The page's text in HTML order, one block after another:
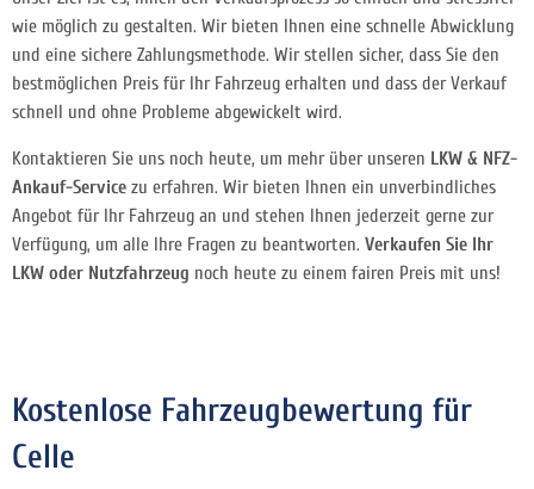
wie möglich zu gestalten. Wir bieten Ihnen eine schnelle Abwicklung
und eine sichere Zahlungsmethode. Wir stellen sicher, dass Sie den
bestmöglichen Preis für Ihr Fahrzeug erhalten und dass der Verkauf
schnell und ohne Probleme abgewickelt wird.
Kontaktieren Sie uns noch heute, um mehr über unseren LKW & NFZ-
Ankauf-Service zu erfahren. Wir bieten Ihnen ein unverbindliches
Angebot für Ihr Fahrzeug an und stehen Ihnen jederzeit gerne zur
Verfügung, um alle Ihre Fragen zu beantworten. Verkaufen Sie Ihr
LKW oder Nutzfahrzeug noch heute zu einem fairen Preis mit uns!
Kostenlose Fahrzeugbewertung für
Celle